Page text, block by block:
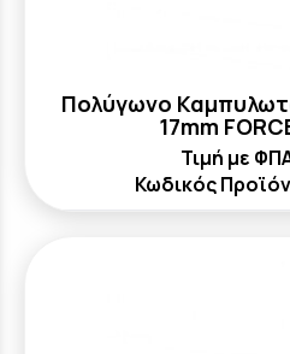
Πολύγωνο
17mm
Τιμή με
Κωδικός